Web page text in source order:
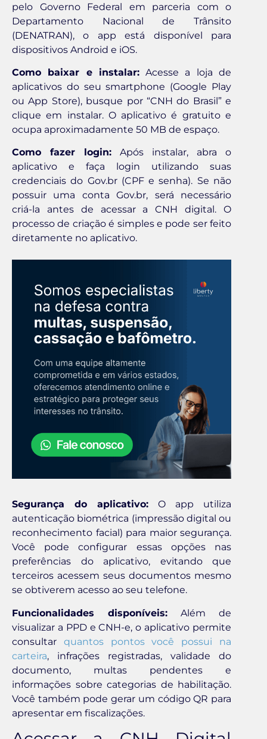
pelo Governo Federal em parceria com o
Departamento Nacional de Trânsito
(DENATRAN), o app está disponível para
dispositivos Android e iOS.
Como baixar e instalar:Acesse a loja de
aplicativos do seu smartphone (Google Play
ou App Store), busque por “CNH do Brasil” e
clique em instalar. O aplicativo é gratuito e
ocupa aproximadamente 50 MB de espaço.
Como fazer login: Após instalar, abra o
aplicativo e faça login utilizando suas
credenciais do Gov.br (CPF e senha). Se não
possuir uma conta Gov.br, será necessário
criá-la antes de acessar a CNH digital. O
processo de criação é simples e pode ser feito
diretamente no aplicativo.
Segurança do aplicativo: O app utiliza
autenticação biométrica (impressão digital ou
reconhecimento facial) para maior segurança.
Você pode configurar essas opções nas
preferências do aplicativo, evitando que
terceiros acessem seus documentos mesmo
se obtiverem acesso ao seu telefone.
Funcionalidades disponíveis: Além de
visualizar a PPD e CNH-e, o aplicativo permite
consultar quantos pontos você possui na
carteira, infrações registradas, validade do
documento, multas pendentes e
informações sobre categorias de habilitação.
Você também pode gerar um código QR para
apresentar em fiscalizações.